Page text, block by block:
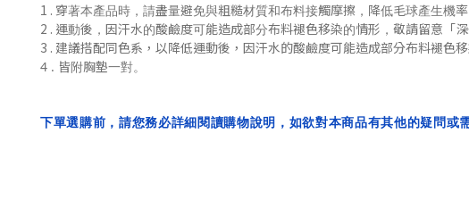
1 . 穿著本產品時，請盡量避免與粗糙材質和布料接觸摩擦，降低毛球產生機率
2 . 運動後， 因汗水的酸鹼度可能造成部分布料褪色移染的情形，敬請留意 「
3 . 建議搭配同色系， 以降低運動後， 因汗水的酸鹼度可能造成部分布料褪色
4 . 皆附胸墊一對。
下單選購前，請您務必詳細閱讀購物說明，如欲對本商品有其他的疑問或